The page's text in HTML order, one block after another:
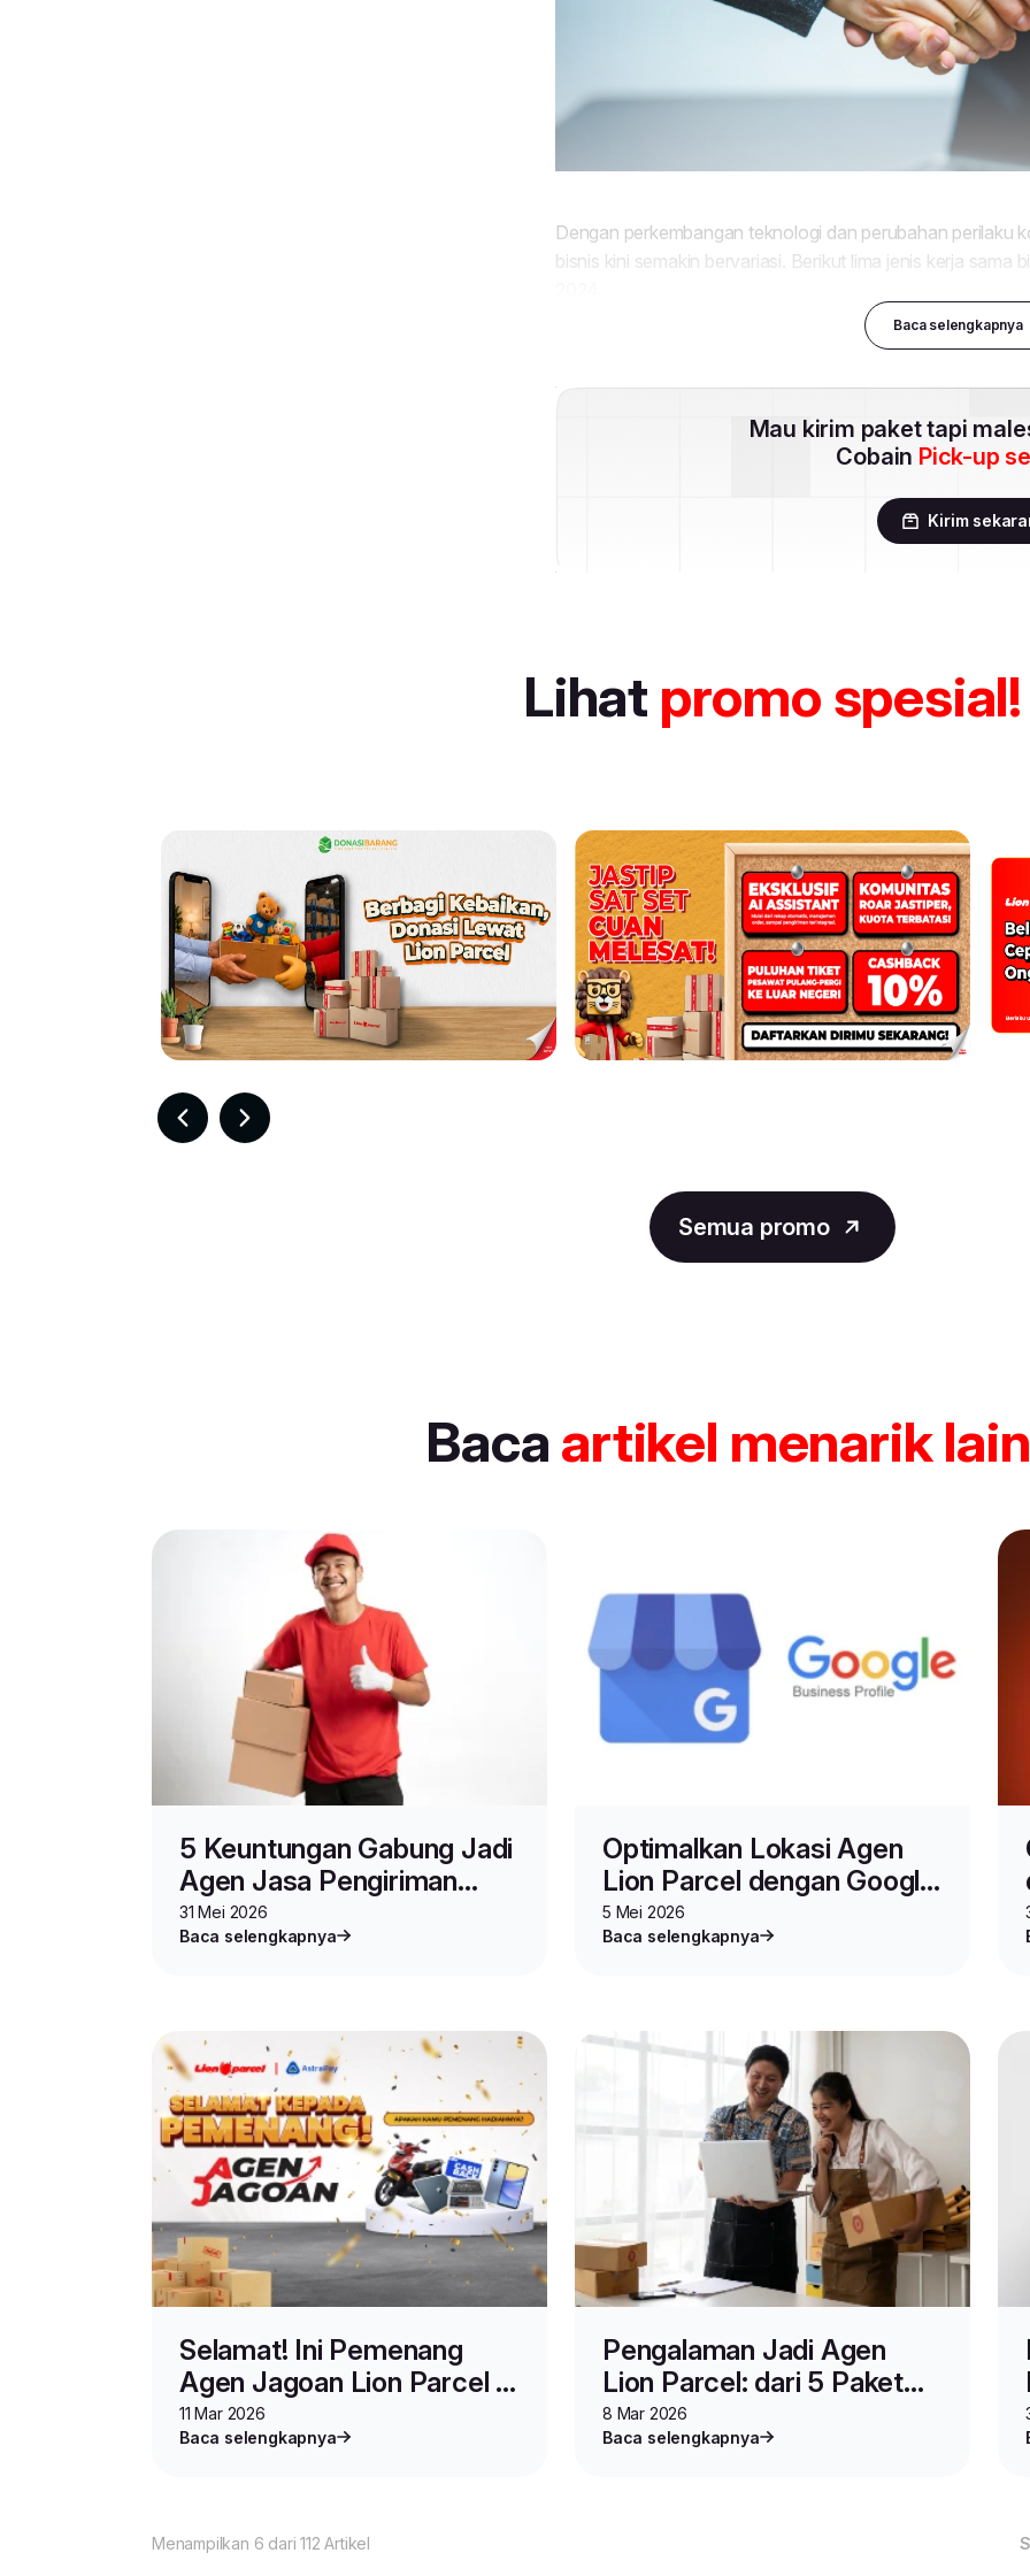
Baca selengkapnya
Mau kirim paket tapi
Cobain Pick-up
Kirim
Lihat promo spesial!
Semua promo
Baca artikel menarik
5 Keuntungan Gabung Jadi
Agen Jasa Pengiriman
Barang Lion Parcel
31 Mei 2026
Baca selengkapnya
Optimalkan Lokasi Agen
Lion Parcel dengan Google
Business Profile
5 Mei 2026
Baca selengkapnya
Selamat! Ini Pemenang
Agen Jagoan Lion Parcel x
AstraPay
11 Mar 2026
Baca selengkapnya
Pengalaman Jadi Agen
Lion Parcel: dari 5 Paket
Sehari hingga Omzet
Ratusan Juta
8 Mar 2026
Baca selengkapnya
Menampilkan 6 dari 112 Artikel